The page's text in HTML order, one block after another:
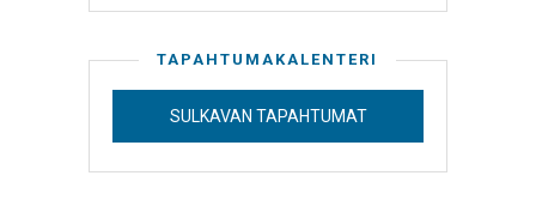
TAPAHTUMAKALENTERI
SULKAVAN TAPAHTUMAT